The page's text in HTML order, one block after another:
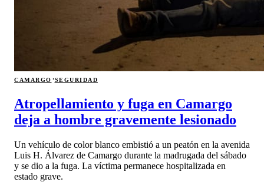
CAMARGO ·SEGURIDAD
Atropellamiento y fuga en Camargo
deja a hombre gravemente lesionado
Un vehículo de color blanco embistió a un peatón en la avenida
Luis H. Álvarez de Camargo durante la madrugada del sábado
y se dio a la fuga. La víctima permanece hospitalizada en
estado grave.